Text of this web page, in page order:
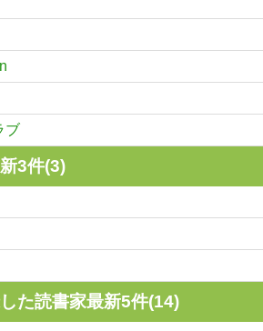
ブ
3件(3)
た読書家最新5件(14)